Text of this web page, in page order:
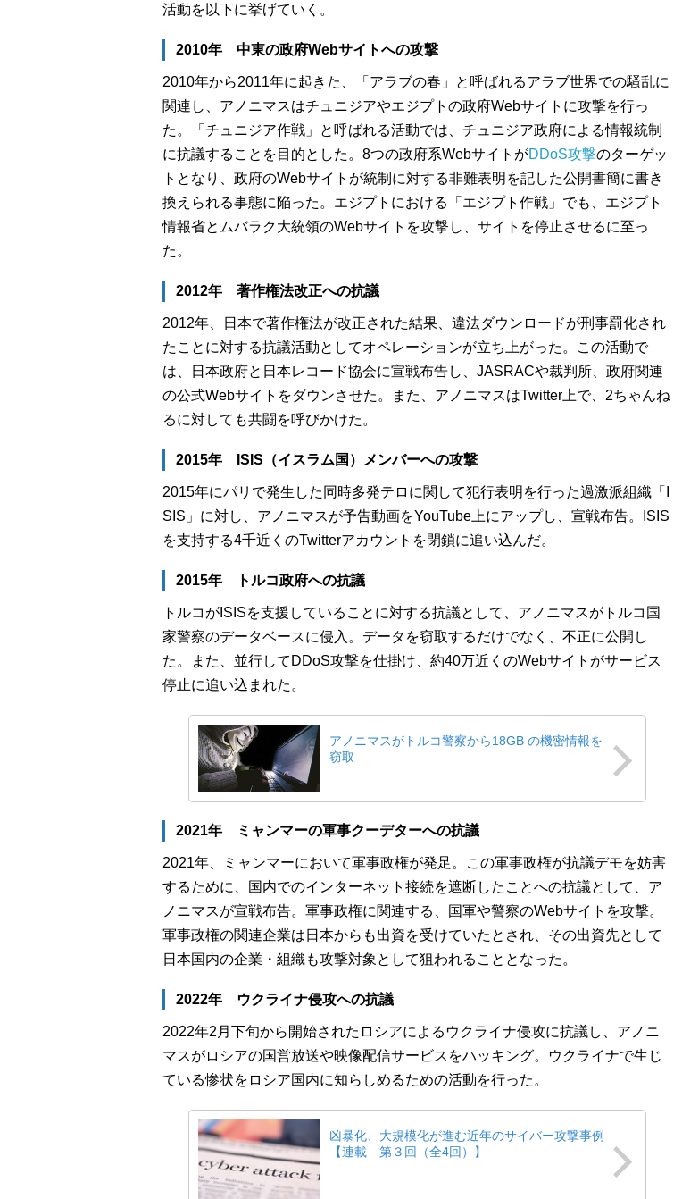
活動を以下に挙げていく。
2010年 中東の政府Webサイトへの攻撃
2010年から2011年に起きた、「アラブの春」と呼ばれるアラブ世界での騒乱に
関連し、アノニマスはチュニジアやエジプトの政府Webサイトに攻撃を行っ
た。「チュニジア作戦」と呼ばれる活動では、チュニジア政府による情報統制
に抗議することを目的とした。8つの政府系WebサイトがDDoS攻撃のターゲッ
トとなり、政府のWebサイトが統制に対する非難表明を記した公開書簡に書き
換えられる事態に陥った。エジプトにおける「エジプト作戦」でも、エジプト
情報省とムバラク大統領のWebサイトを攻撃し、サイトを停止させるに至っ
た。
2012年 著作権法改正への抗議
2012年、日本で著作権法が改正された結果、違法ダウンロードが刑事罰化され
たことに対する抗議活動としてオペレーションが立ち上がった。この活動で
は、日本政府と日本レコード協会に宣戦布告し、JASRACや裁判所、政府関連
の公式Webサイトをダウンさせた。また、アノニマスはTwitter上で、2ちゃんね
るに対しても共闘を呼びかけた。
2015年 ISIS（イスラム国）メンバーへの攻撃
2015年にパリで発生した同時多発テロに関して犯行表明を行った過激派組織「I
SIS」に対し、アノニマスが予告動画をYouTube上にアップし、宣戦布告。ISIS
を支持する4千近くのTwitterアカウントを閉鎖に追い込んだ。
2015年 トルコ政府への抗議
トルコがISISを支援していることに対する抗議として、アノニマスがトルコ国
家警察のデータベースに侵入。データを窃取するだけでなく、不正に公開し
た。また、並行してDDoS攻撃を仕掛け、約40万近くのWebサイトがサービス
停止に追い込まれた。
アノニマスがトルコ警察から18GB の機密情報を
窃取
2021年 ミャンマーの軍事クーデターへの抗議
2021年、ミャンマーにおいて軍事政権が発足。この軍事政権が抗議デモを妨害
するために、国内でのインターネット接続を遮断したことへの抗議として、ア
ノニマスが宣戦布告。軍事政権に関連する、国軍や警察のWebサイトを攻撃。
軍事政権の関連企業は日本からも出資を受けていたとされ、その出資先として
日本国内の企業・組織も攻撃対象として狙われることとなった。
2022年 ウクライナ侵攻への抗議
2022年2月下旬から開始されたロシアによるウクライナ侵攻に抗議し、アノニ
マスがロシアの国営放送や映像配信サービスをハッキング。ウクライナで生じ
ている惨状をロシア国内に知らしめるための活動を行った。
凶暴化、大規模化が進む近年のサイバー攻撃事例
【連載 第３回（全4回）】